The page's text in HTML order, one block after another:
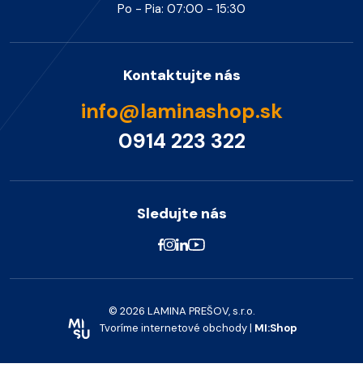
Po - Pia: 07:00 - 15:30
Kontaktujte nás
info@laminashop.sk
0914 223 322
Sledujte nás
© 2026 LAMINA PREŠOV, s.r.o.
Tvoríme internetové obchody | MI:Shop